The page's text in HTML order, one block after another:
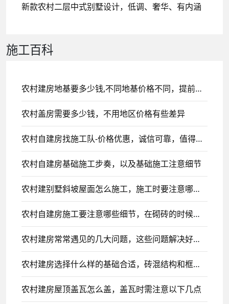
新款农村二层中式别墅设计，低调、奢华、有内涵
施工百科
农村建房地基要多少钱,不同地基价格不同，提前了解早做规划
农村盖房需要多少钱，不用地区价格有些差异
农村自建房找施工队-价格优惠，诚信可靠，值得信赖
农村自建房基础施工步奏，以及基础施工注意细节
农村建别墅斜坡屋面怎么施工，施工时要注意哪些事项
农村自建房施工要注意哪些细节，在砌砖的时候一定要注意
农村建房常常遇见的几大问题，这些问题解决好，建房轻松很多
农村建房选择什么样的基础合适，砖混结构和框架结构各选择什么基础
农村建房屋顶盖瓦怎么盖，盖瓦时需注意以下几点